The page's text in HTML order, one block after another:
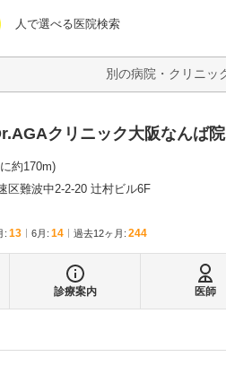
人で選べる医院検索
病院なび
クリニック大阪なんば院
約170m)
区難波中2-2-20 辻村ビル6F
: 13 6月 : 14 過去12ヶ月: 244
診療案内 医師